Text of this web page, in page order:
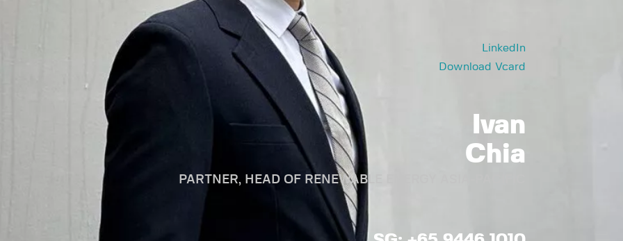
LinkedIn
Download Vcard
Ivan
Chia
PARTNER, HEAD OF RENEWABLE ENERGY ASIA-PACIFIC